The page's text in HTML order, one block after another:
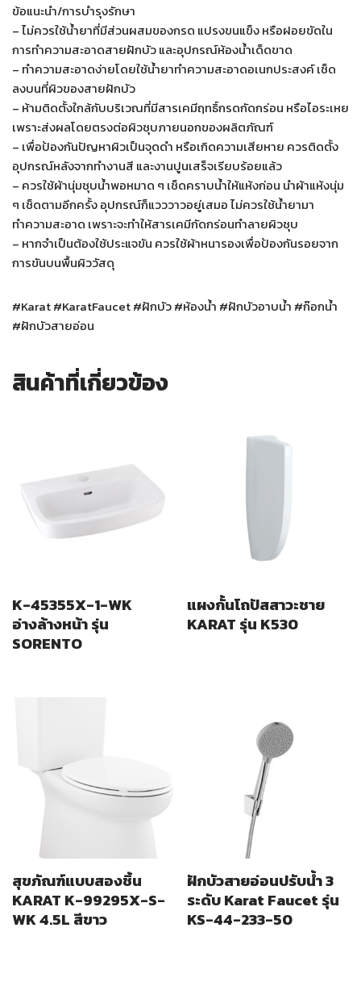
ข้อแนะนำ/การบำรุงรักษา
– ไม่ควรใช้น้ำยาที่มีส่วนผสมของกรด แปรงขนแข็ง หรือฝอยขัดใน
การทำความสะอาดสายฝักบัว และอุปกรณ์ห้องน้ำเด็ดขาด
– ทำความสะอาดง่ายโดยใช้น้ำยาทำความสะอาดอเนกประสงค์ เช็ด
ลงบนที่ผิวของสายฝักบัว
– ห้ามติดตั้งใกล้กับบริเวณที่มีสารเคมีฤทธิ์กรดกัดกร่อน หรือไอระเหย
เพราะส่งผลโดยตรงต่อผิวชุบภายนอกของผลิตภัณฑ์
– เพื่อป้องกันปัญหาผิวเป็นจุดดำ หรือเกิดความเสียหาย ควรติดตั้ง
อุปกรณ์หลังจากทำงานสี และงานปูนเสร็จเรียบร้อยแล้ว
– ควรใช้ผ้านุ่มชุบน้ำพอหมาด ๆ เช็ดคราบน้ำให้แห้งก่อน นำผ้าแห้งนุ่ม
ๆ เช็ดตามอีกครั้ง อุปกรณ์ก็แวววาวอยู่เสมอ ไม่ควรใช้น้ำยามา
ทำความสะอาด เพราะจะทำให้สารเคมีกัดกร่อนทำลายผิวชุบ
– หากจำเป็นต้องใช้ประแจขัน ควรใช้ผ้าหนารองเพื่อป้องกันรอยจาก
การขันบนพื้นผิววัสดุ
#Karat #KaratFaucet #ฝักบัว #ห้องน้ำ #ฝักบัวอาบน้ำ #ก๊อกน้ำ
#ฝักบัวสายอ่อน
สินค้าที่เกี่ยวข้อง
K-45355X-1-WK
อ่างล้างหน้า รุ่น
SORENTO
แผงกั้นโถปัสสาวะชาย
KARAT รุ่น K530
สุขภัณฑ์แบบสองชิ้น
KARAT K-99295X-S-
WK 4.5L สีขาว
ฝักบัวสายอ่อนปรับน้ำ 3
ระดับ Karat Faucet รุ่น
KS-44-233-50